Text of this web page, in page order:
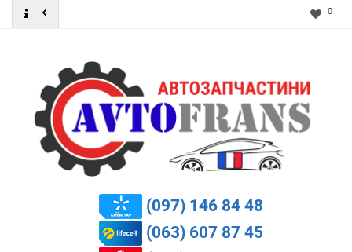
0
(097) 146 84 48
(063) 607 87 45